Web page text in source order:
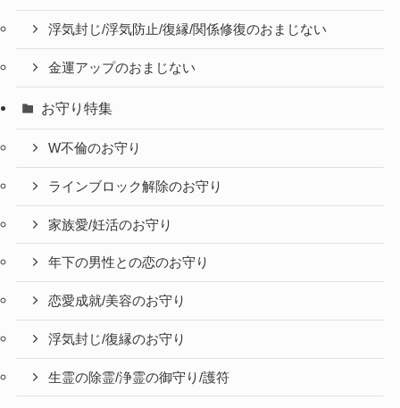
浮気封じ/浮気防止/復縁/関係修復のおまじない
金運アップのおまじない
お守り特集
W不倫のお守り
ラインブロック解除のお守り
家族愛/妊活のお守り
年下の男性との恋のお守り
恋愛成就/美容のお守り
浮気封じ/復縁のお守り
生霊の除霊/浄霊の御守り/護符